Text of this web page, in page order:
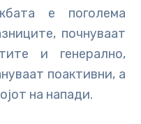
е поголема
почнуваат
и генерално,
поактивни, а
на напади.